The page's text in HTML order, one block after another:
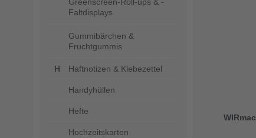
Faltdisplays
Gummibärchen &
Fruchtgummis
Haftnotizen & Klebezettel
Handyhüllen
Hefte
Hochzeitskarten